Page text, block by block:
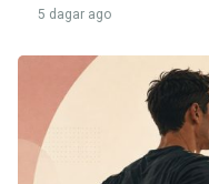
5 dagar ago